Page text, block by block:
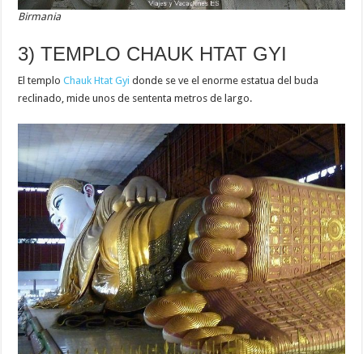
Birmania
3) TEMPLO CHAUK HTAT GYI
El temploChauk Htat Gyi donde se ve el enorme estatua del buda
reclinado, mide unos de sententa metros de largo.